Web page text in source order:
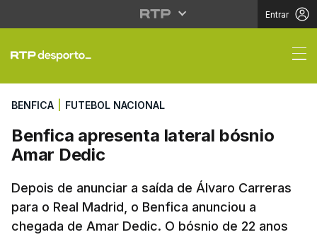
Entrar
Benfica apresenta
BENFICA FUTEBOL NACIONAL
Benfica apresenta lateral bósnio
Amar Dedic
Depois de anunciar a saída de Álvaro Carreras
para o Real Madrid, o Benfica anunciou a
chegada de Amar Dedic. O bósnio de 22 anos